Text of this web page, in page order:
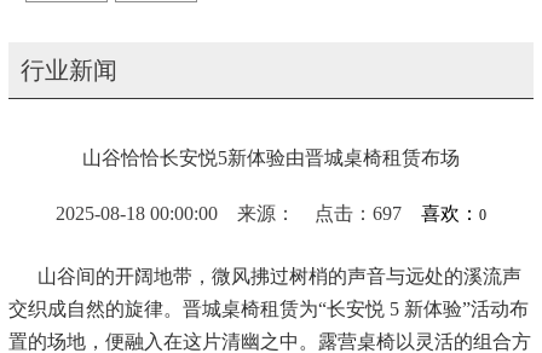
行业新闻
山谷恰恰长安悦5新体验由晋城桌椅租赁布场
2025-08-18 00:00:00 来源： 点击：697 喜欢： 0
山谷间的开阔地带，微风拂过树梢的声音与远处的溪流声
交织成自然的旋律。晋城桌椅租赁为“长安悦 5 新体验”活动布
置的场地，便融入在这片清幽之中 。 露营桌椅以灵活的组合方